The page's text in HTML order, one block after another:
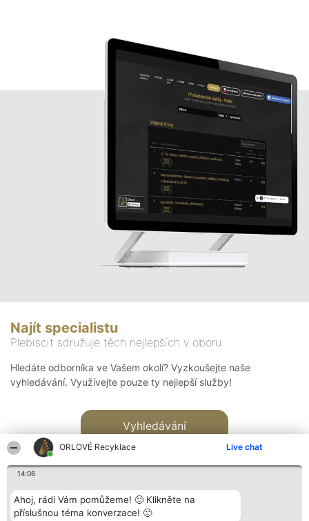
ORLOVÉ Recyklace Live chat
14:06
Ahoj, rádi Vám pomůžeme! 🙂 Klikněte na
příslušnou téma konverzace! 🙂
Najít specialistu
Plebiscit sdružuje těch nejlepších v oboru
Hledáte odborníka ve Vašem okolí? Vyzkoušejte naše
vyhledávání. Využívejte pouze ty nejlepší služby!
Vyhledávání